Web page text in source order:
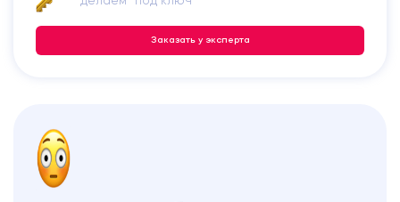
Заказать у эксперта
Практикум